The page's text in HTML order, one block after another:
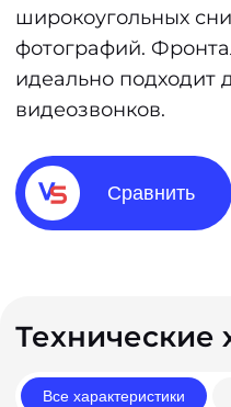
широкоугольных
фотографий.
идеально подходит
видеозвонков.
Сравнить
Технические
Все характеристики